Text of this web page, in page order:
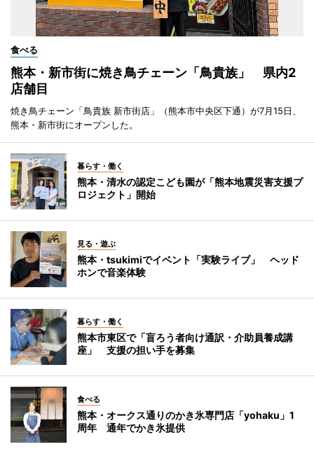
食べる
熊本・新市街に焼き鳥チェーン「鳥貴族」 県内2
店舗目
焼き鳥チェーン「鳥貴族 新市街店」（熊本市中央区下通）が7月15日、
熊本・新市街にオープンした。
暮らす・働く
熊本・清水の認定こども園が「熊本地震災害支援プ
ロジェクト」開始
見る・遊ぶ
熊本・tsukimiでイベント「実験ライブ」 ヘッド
ホンで音楽体験
暮らす・働く
熊本市東区で「盲ろう者向け通訳・介助員養成講
座」 支援の担い手を募集
食べる
熊本・オークス通りのかき氷専門店「yohaku」1
周年 通年でかき氷提供